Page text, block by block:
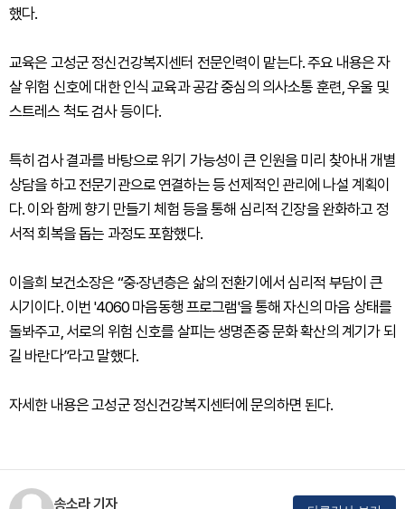
했다.
교육은 고성군 정신건강복지센터 전문인력이 맡는다. 주요 내용은 자
살 위험 신호에 대한 인식 교육과 공감 중심의 의사소통 훈련, 우울 및
스트레스 척도 검사 등이다.
특히 검사 결과를 바탕으로 위기 가능성이 큰 인원을 미리 찾아내 개별
상담을 하고 전문기관으로 연결하는 등 선제적인 관리에 나설 계획이
다. 이와 함께 향기 만들기 체험 등을 통해 심리적 긴장을 완화하고 정
서적 회복을 돕는 과정도 포함했다.
이을희 보건소장은 “중·장년층은 삶의 전환기에서 심리적 부담이 큰
시기이다. 이번 '4060 마음동행 프로그램'을 통해 자신의 마음 상태를
돌봐주고, 서로의 위험 신호를 살피는 생명존중 문화 확산의 계기가 되
길 바란다”라고 말했다.
자세한 내용은 고성군 정신건강복지센터에 문의하면 된다.
송소라 기자